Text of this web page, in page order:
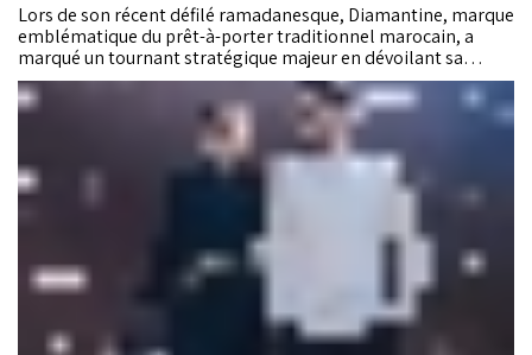
Lors de son récent défilé ramadanesque, Diamantine, marque
emblématique du prêt-à-porter traditionnel marocain, a
marqué un tournant stratégique majeur en dévoilant sa
première collection de prêt-à-porter moderne, tout en
préservant l’âme et l’élégance du savoir-faire marocain.